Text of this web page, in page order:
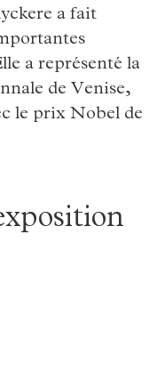
a fait
a représenté la
de Venise,
le prix Nobel de